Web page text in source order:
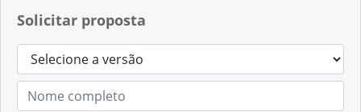
Solicitar proposta